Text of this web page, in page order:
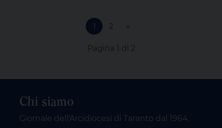
1 2 »
Pagina 1 di 2
Chi siamo
Giornale dell'Arcidiocesi di Taranto dal 1964.